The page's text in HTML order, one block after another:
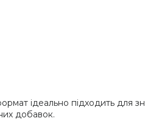
ідеально підходить для
добавок.